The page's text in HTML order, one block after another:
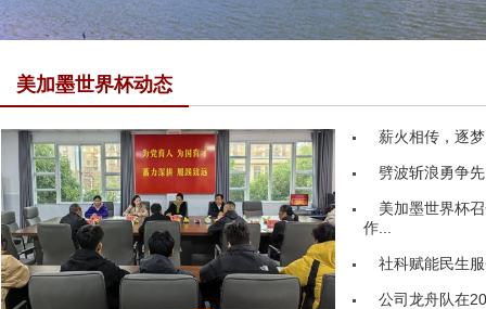
美加墨世界杯动态
薪火相传，逐
劈波斩浪勇争
美加墨世界杯
作...
社科赋能民生
公司龙舟队在